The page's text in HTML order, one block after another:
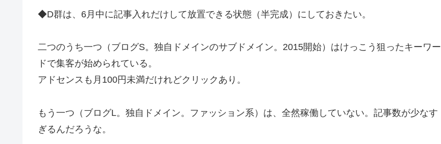
◆D群は、6月中に記事入れだけして放置できる状態（半完成）にしておきたい。
二つのうち一つ（ブログS。独自ドメインのサブドメイン。2015開始）はけっこう狙ったキーワー
ドで集客が始められている。
アドセンスも月100円未満だけれどクリックあり。
もう一つ（ブログL。独自ドメイン。ファッション系）は、全然稼働していない。記事数が少なす
ぎるんだろうな。